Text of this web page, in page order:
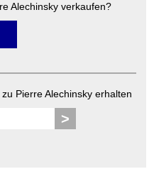
Alechinsky verkaufen?
Pierre Alechinsky erhalten
>